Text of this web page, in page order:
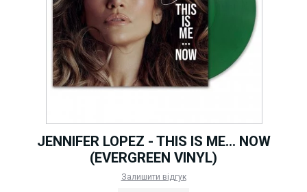
JENNIFER LOPEZ - THIS IS ME... NOW
(EVERGREEN VINYL)
Залишити відгук